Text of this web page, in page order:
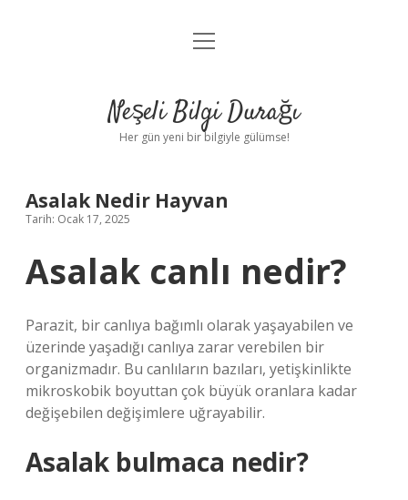
Anasayfa
Yasal Uyarı
menüyü
Neşeli Bilgi Durağı
Her gün yeni bir bilgiyle gülümse!
Asalak Nedir Hayvan
Tarih: Ocak 17, 2025
Asalak canlı nedir?
Parazit, bir canlıya bağımlı olarak yaşayabilen ve
üzerinde yaşadığı canlıya zarar verebilen bir
organizmadır. Bu canlıların bazıları, yetişkinlikte
mikroskobik boyuttan çok büyük oranlara kadar
değişebilen değişimlere uğrayabilir.
Asalak bulmaca nedir?